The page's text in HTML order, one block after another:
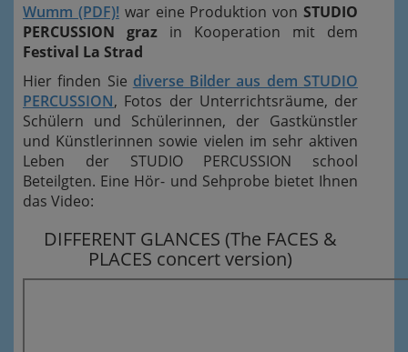
Wumm (PDF)!war eine Produktion vonSTUDIO
PERCUSSION graz in Kooperation mit dem
Festival La Strad
Hier finden Sie diverse Bilder aus dem STUDIO
PERCUSSION, Fotos der Unterrichtsräume, der
Schülern und Schülerinnen, der Gastkünstler
und Künstlerinnen sowie vielen im sehr aktiven
Leben der STUDIO PERCUSSION school
Beteilgten. Eine Hör- und Sehprobe bietet Ihnen
das Video:
DIFFERENT GLANCES (The FACES &
PLACES concert version)